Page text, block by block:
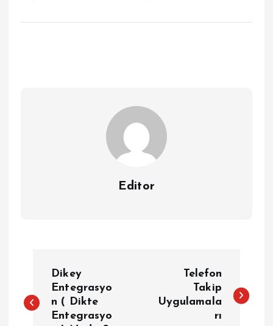
Editor
a
Dikey
Entegrasyo
n ( Dikte
Entegrasyo
Telefon
Takip
Uygulamala
rı